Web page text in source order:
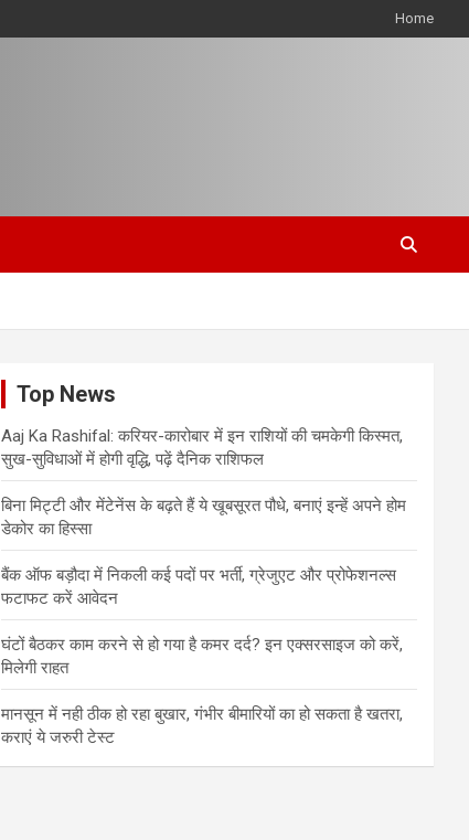
Home
Top News
Aaj Ka Rashifal: करियर-कारोबार में इन राशियों की चमकेगी किस्मत,
सुख-सुविधाओं में होगी वृद्धि, पढ़ें दैनिक राशिफल
बिना मिट्टी और मेंटेनेंस के बढ़ते हैं ये खूबसूरत पौधे, बनाएं इन्‍हें अपने होम
डेकोर का हिस्‍सा
बैंक ऑफ बड़ौदा में निकली कई पदों पर भर्ती, ग्रेजुएट और प्रोफेशनल्स
फटाफट करें आवेदन
घंटों बैठकर काम करने से हो गया है कमर दर्द? इन एक्सरसाइज को करें,
मिलेगी राहत
मानसून में नही ठीक हो रहा बुखार, गंभीर बीमारियों का हो सकता है खतरा,
कराएं ये जरुरी टेस्ट